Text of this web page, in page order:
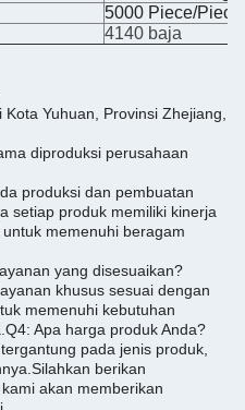
5000 Piece/
4140 baja
Yuhuan, Provinsi Zhejiang,
diproduksi perusahaan
produksi dan pembuatan
setiap produk memiliki kinerja
memenuhi beragam
yang disesuaikan?
khusus sesuai dengan
memenuhi kebutuhan
Q4: Apa harga produk Anda?
pada jenis produk,
Silahkan berikan
akan memberikan